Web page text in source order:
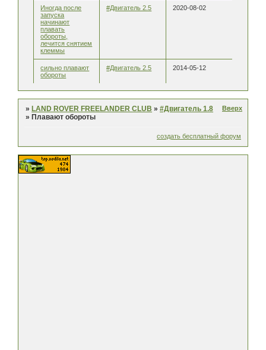
Иногда после
запуска
начинают
плавать
обороты,
лечится снятием
клеммы
#Двигатель 2.5 2020-08-02
сильно плавают
обороты
#Двигатель 2.5 2014-05-12
» LAND ROVER FREELANDER CLUB »#Двигатель 1.8
» Плавают обороты
Вверх
создать бесплатный форум